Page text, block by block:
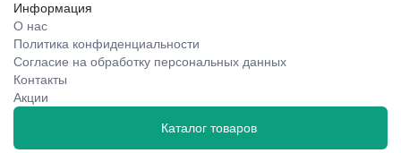
Информация
О нас
Политика конфиденциальности
Согласие на обработку персональных данных
Контакты
Акции
Каталог товаров